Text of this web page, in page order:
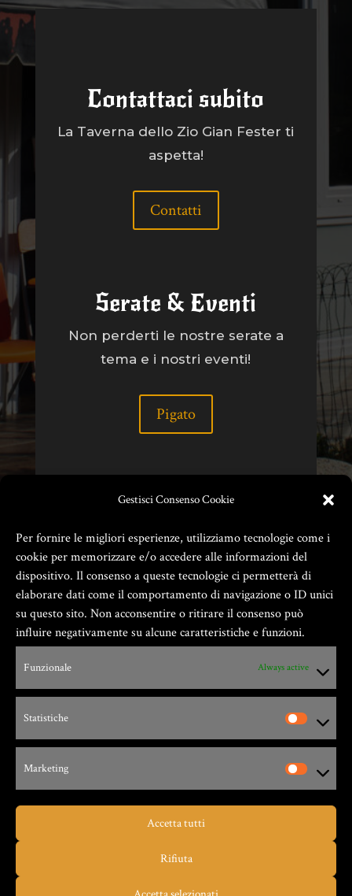
Gestisci Consenso Cookie
Per fornire le migliori esperienze, utilizziamo tecnologie come i
cookie per memorizzare e/o accedere alle informazioni del
dispositivo. Il consenso a queste tecnologie ci permetterà di
elaborare dati come il comportamento di navigazione o ID unici
su questo sito. Non acconsentire o ritirare il consenso può
influire negativamente su alcune caratteristiche e funzioni.
Funzionale Always active
Statistiche
Marketing
Accetta tutti
Rifiuta
Contattaci subito
La Taverna dello Zio Gian Fester ti
aspetta!
Contatti
Serate & Eventi
Non perderti le nostre serate a
tema e i nostri eventi!
Pigato
Zio Gian Fester ® GIANFESTER S.a.S. –
P.Iva 01805540091
Via G. Leopardi, 9 – 17047 – Vado Ligure (SV)